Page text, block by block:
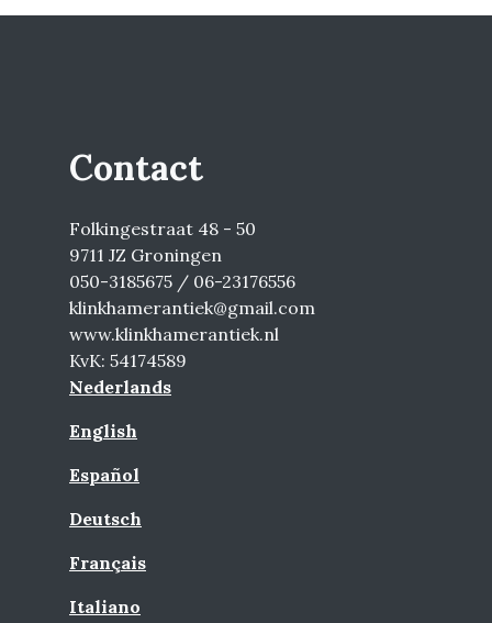
Contact
Folkingestraat 48 - 50
9711 JZ Groningen
050-3185675 / 06-23176556
klinkhamerantiek@gmail.com
www.klinkhamerantiek.nl
KvK: 54174589
Nederlands
English
Español
Deutsch
Français
Italiano